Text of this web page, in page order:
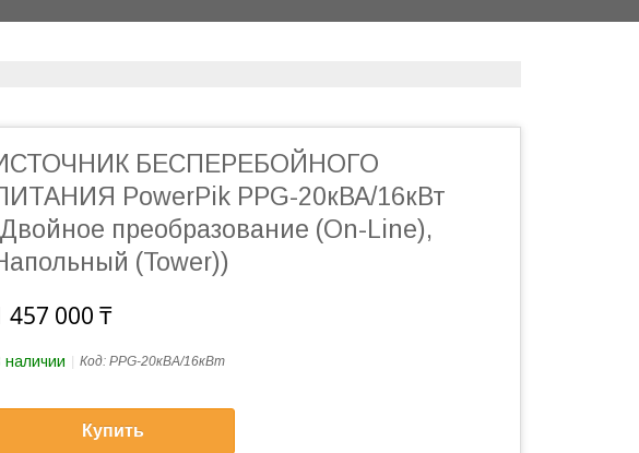
БЕСПЕРЕБОЙНОГО
PowerPik PPG-20кВА/16кВт
преобразование (On-Line),
(Tower))
457 000 ₸
наличии Код: PPG-20кВА/16кВт
Купить